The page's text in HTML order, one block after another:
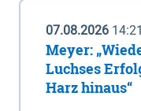
07.08.2026 14:21
Meyer:
Luchses
Harz hinaus“